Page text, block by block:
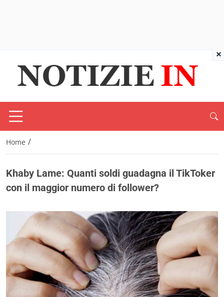
Home /
Khaby Lame: Quanti soldi guadagna il TikToker
con il maggior numero di follower?
×